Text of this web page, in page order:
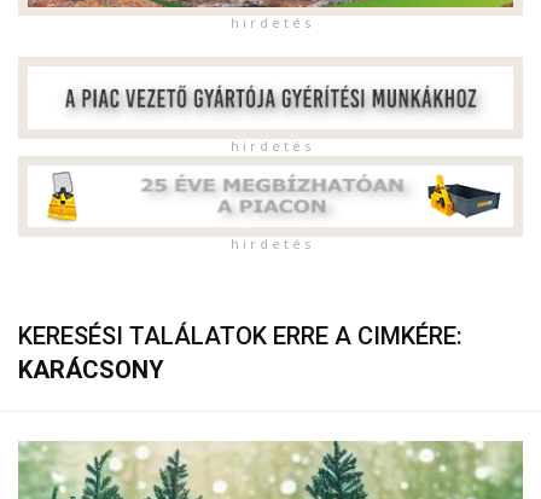
h i r d e t é s
h i r d e t é s
h i r d e t é s
KERESÉSI TALÁLATOK ERRE A CIMKÉRE:
KARÁCSONY